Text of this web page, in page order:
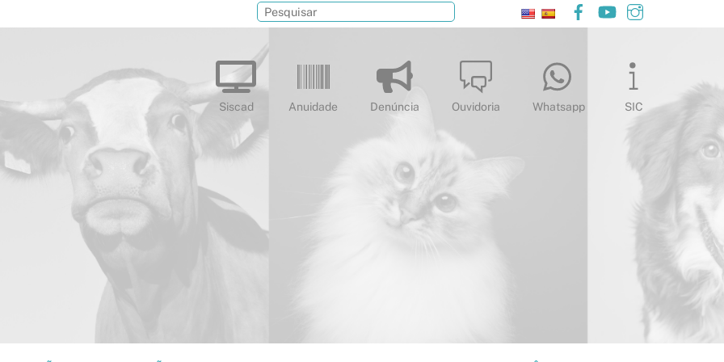
Facebook
YouTube
Siscad Anuidade Denúncia Ouvidoria Whatsapp SIC